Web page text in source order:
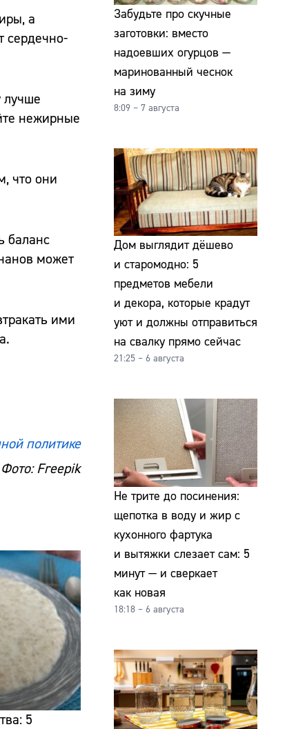
а
сердечно-
лучше
нежирные
что они
баланс
может
ими
политике
Фото: Freepik
5
Забудьте про скучные
заготовки: вместо
надоевших огурцов —
маринованный чеснок
на зиму
8:09 – 7 августа
Дом выглядит дёшево
и старомодно: 5
предметов мебели
и декора, которые крадут
уют и должны отправиться
на свалку прямо сейчас
21:25 – 6 августа
Не трите до посинения:
щепотка в воду и жир с
кухонного фартука
и вытяжки слезает сам: 5
минут — и сверкает
как новая
18:18 – 6 августа